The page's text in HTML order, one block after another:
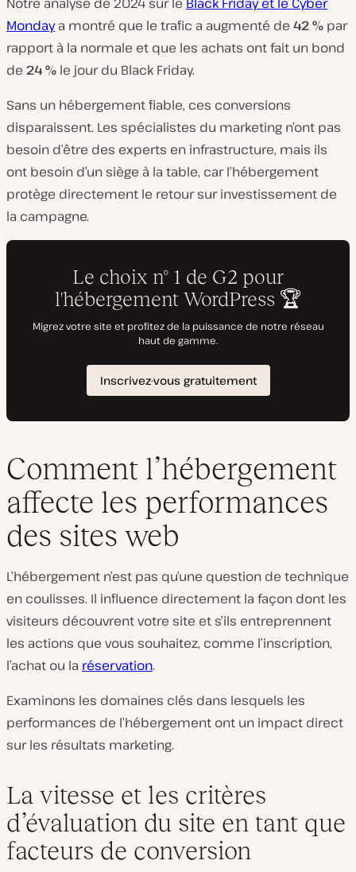
Mondaya montré que le trafic a augmenté de 42 % par
rapport à la normale et que les achats ont fait un bond
de 24 % le jour du Black Friday.
Sans un hébergement fiable, ces conversions
disparaissent. Les spécialistes du marketing n’ont pas
besoin d’être des experts en infrastructure, mais ils
ont besoin d’un siège à la table, car l’hébergement
protège directement le retour sur investissement de
la campagne.
Comment l’hébergement
affecte les performances
des sites web
L’hébergement n’est pas qu’une question de technique
en coulisses. Il influence directement la façon dont les
visiteurs découvrent votre site et s’ils entreprennent
les actions que vous souhaitez, comme l’inscription,
l’achat ou la réservation.
Examinons les domaines clés dans lesquels les
performances de l’hébergement ont un impact direct
sur les résultats marketing.
La vitesse et les critères
d’évaluation du site en tant que
facteurs de conversion